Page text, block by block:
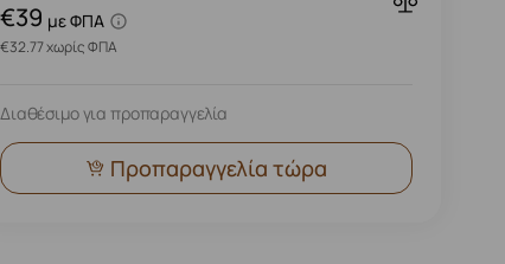
€39 με ΦΠΑ
€32.77 χωρίς ΦΠΑ
Διαθέσιμο για προπαραγγελία
Προπαραγγελία τώρα